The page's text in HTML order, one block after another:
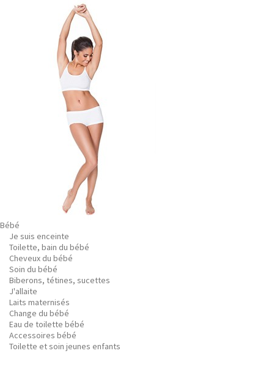
Bébé
Je suis enceinte
Toilette, bain du bébé
Cheveux du bébé
Soin du bébé
Biberons, tétines, sucettes
J'allaite
Laits maternisés
Change du bébé
Eau de toilette bébé
Accessoires bébé
Toilette et soin jeunes enfants